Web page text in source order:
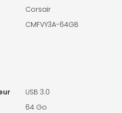
Corsair
CMFVY3A-64GB
USB 3.0
64 Go